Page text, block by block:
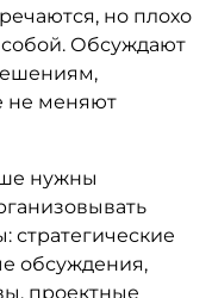
но плохо
Обсуждают
не меняют
нужны
обсуждения,
проектные